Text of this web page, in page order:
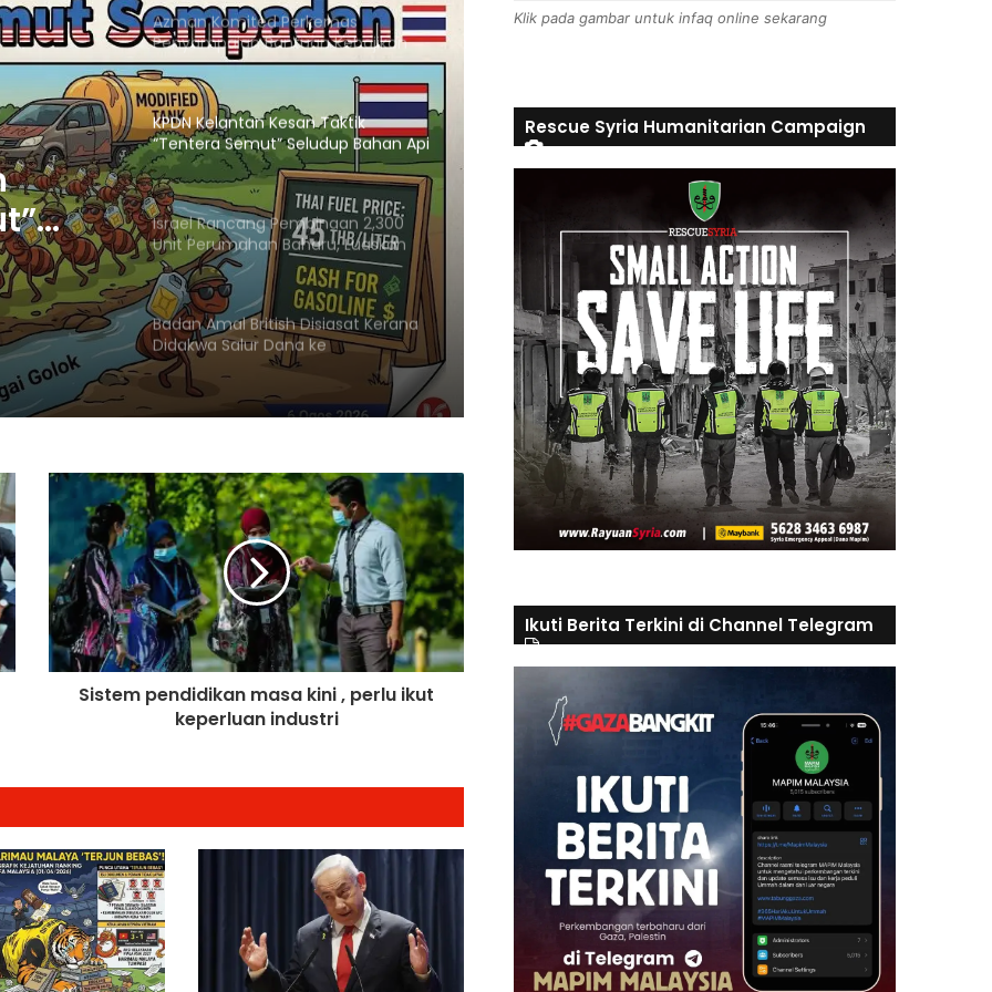
Azman Komited Perkemas
Penyampaian Bantuan Kebajikan
Penduduk di Ampang
KPDN Kelantan Kesan Taktik
“Tentera Semut” Seludup Bahan Api
Bersubsidi di Sempadan
Israel Rancang Pembinaan 2,300
Unit Perumahan Baharu, Luaskan
Penempatan Haram di
Baitulmaqdis Timur
Badan Amal British Disiasat Kerana
Didakwa Salur Dana ke
Penempatan Haram Israel
Dokumentasi Pelanggaran Israel di
Baitulmaqdis Timur
Hampir 20 Negara Islam
Pertimbang Tindakan Kolektif
Tangani Pelanggaran Israel di Al-
Aqsa
Kadar Emigrasi Israel Capai Rekod
Tertinggi, Hampir 270,000
Penduduk Berpindah Keluar
Mesir Desak Pembukaan
Keputusan Mahkamah Jerman
Lindungi Kritikan Terhadap Israel Uji
Doktrin ‘Staatsrason’
Pemartabatan Bahasa Melayu Perlu
Dijadikan Agenda Nasional
Membabitkan Semua Sektor
Sistem pendidikan masa kini , perlu ikut
keperluan industri
Klik pada gambar untuk infaq online sekarang
Rescue Syria Humanitarian Campaign
Ikuti Berita Terkini di Channel Telegram